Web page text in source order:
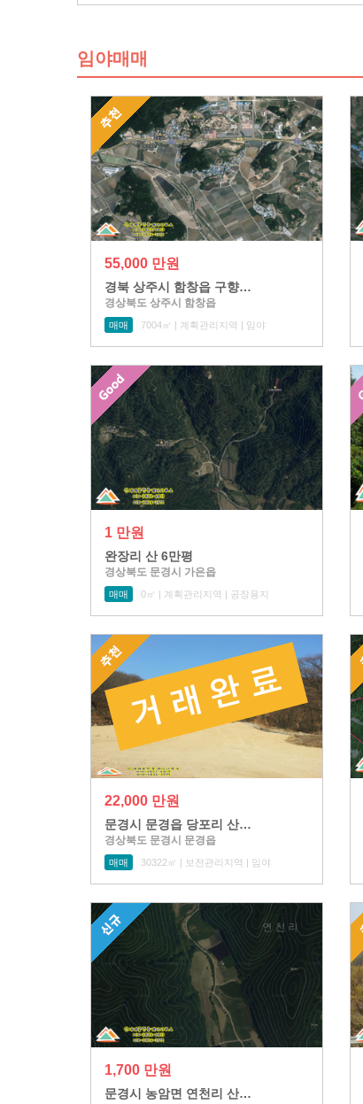
임야매매
55,000 만원
경북 상주시 함창읍 구향…
경상북도 상주시 함창읍
매매 7004㎡ | 계획관리지역 | 임야
1 만원
완장리 산 6만평
경상북도 문경시 가은읍
매매 0㎡ | 계획관리지역 | 공장용지
22,000 만원
문경시 문경읍 당포리 산…
경상북도 문경시 문경읍
매매 30322㎡ | 보전관리지역 | 임야
1,700 만원
문경시 농암면 연천리 산…